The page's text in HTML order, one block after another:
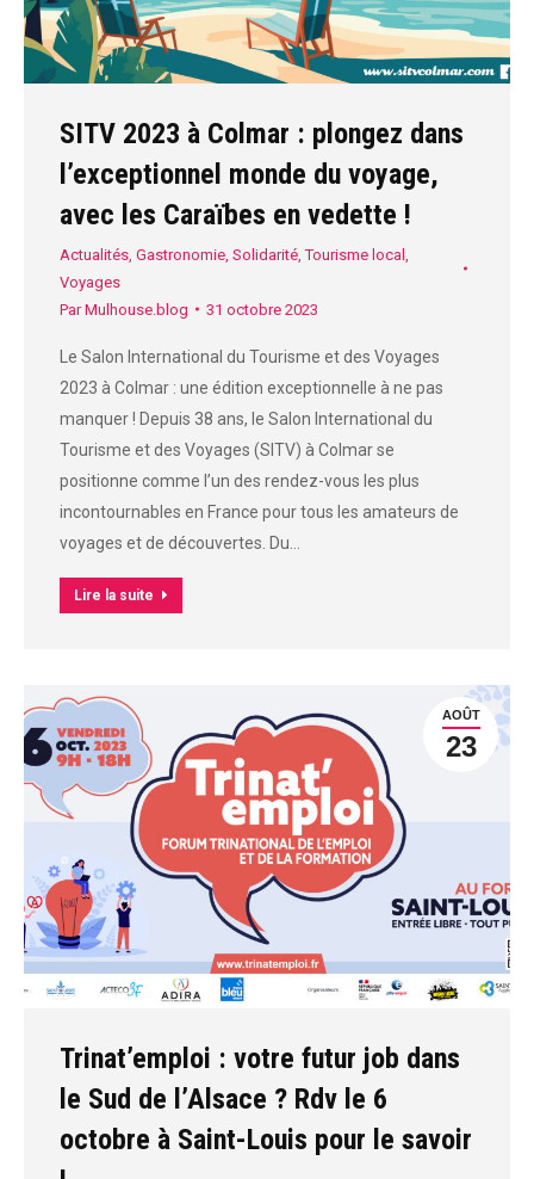
SITV 2023 à Colmar : plongez dans
l’exceptionnel monde du voyage,
avec les Caraïbes en vedette !
Actualités Gastronomie Solidarité ,Tourisme local
Voyages
ParMulhouse.blog 31 octobre 2023
Le Salon International du Tourisme et des Voyages
2023 à Colmar : une édition exceptionnelle à ne pas
manquer ! Depuis 38 ans, le Salon International du
Tourisme et des Voyages (SITV) à Colmar se
positionne comme l’un des rendez-vous les plus
incontournables en France pour tous les amateurs de
voyages et de découvertes. Du…
Lire la suite
AOÛT
23
Trinat’emploi : votre futur job dans
le Sud de l’Alsace ? Rdv le 6
octobre à Saint-Louis pour le savoir